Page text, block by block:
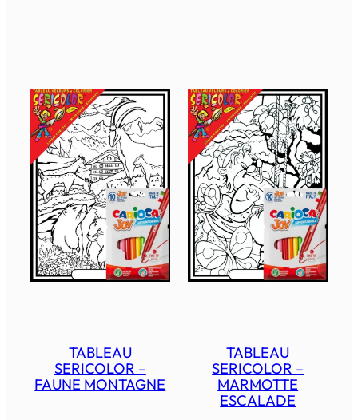
TABLEAU
SERICOLOR –
FAUNE MONTAGNE
TABLEAU
SERICOLOR –
MARMOTTE
ESCALADE